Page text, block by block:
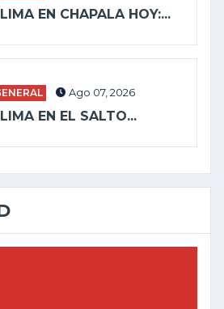
EN CHAPALA HOY:...
Ago 07, 2026
EN EL SALTO...